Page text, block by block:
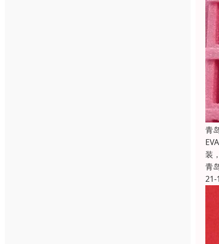
青
装
青
21-